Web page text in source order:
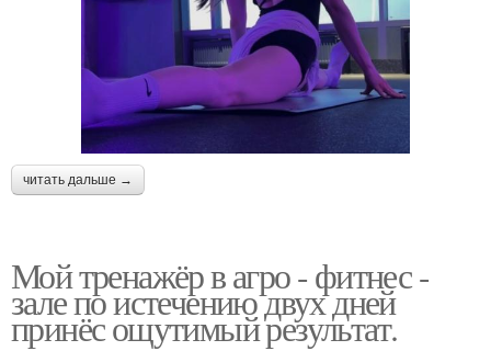
читать дальше →
Мой тренажёр в агро - фитнес -
зале по истечению двух дней
принёс ощутимый результат.